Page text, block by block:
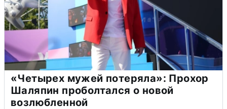
«Четырех мужей потеряла»: Прохор
Шаляпин проболтался о новой
возлюбленной